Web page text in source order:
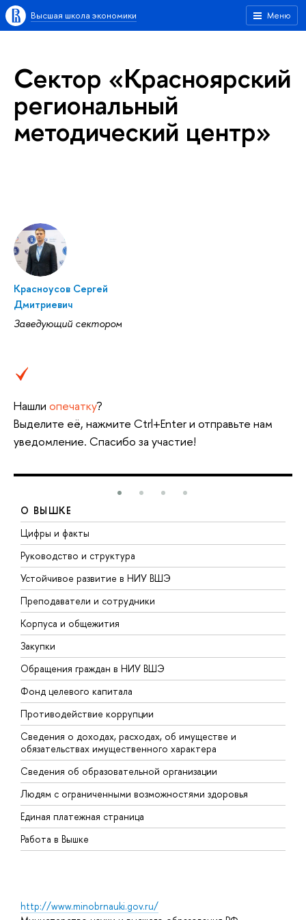
Меню
Высшая школа экономики
Сектор «Красноярский
региональный
методический центр»
Красноусов Сергей
Дмитриевич
Заведующий сектором
Нашли опечатку?
Выделите её, нажмите Ctrl+Enter и отправьте нам
уведомление. Спасибо за участие!
О ВЫШКЕ
Цифры и факты
Руководство и структура
Устойчивое развитие в НИУ ВШЭ
Преподаватели и сотрудники
Корпуса и общежития
Закупки
Обращения граждан в НИУ ВШЭ
Фонд целевого капитала
Противодействие коррупции
Сведения о доходах, расходах, об имуществе и
обязательствах имущественного характера
Сведения об образовательной организации
Людям с ограниченными возможностями здоровья
Единая платежная страница
Работа в Вышке
http://www.minobrnauki.gov.ru/